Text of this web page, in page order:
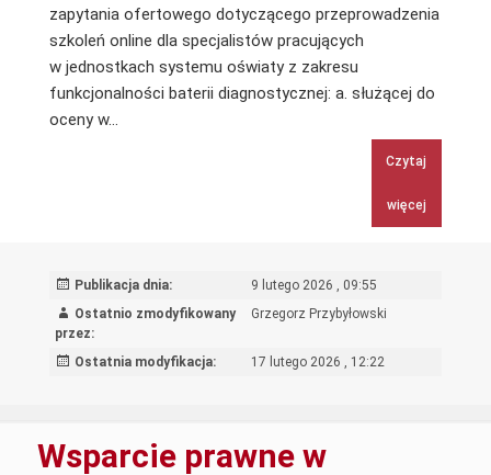
zapytania ofertowego dotyczącego przeprowadzenia
szkoleń online dla specjalistów pracujących
w jednostkach systemu oświaty z zakresu
funkcjonalności baterii diagnostycznej: a. służącej do
oceny w…
Czytaj
więcej
jednostkach
oświaty
baterii
Publikacja dnia:
9 lutego 2026 , 09:55
Ostatnio zmodyfikowany
przez:
Grzegorz Przybyłowski
Ostatnia modyfikacja: 17 lutego 2026 , 12:22
Wsparcie prawne w